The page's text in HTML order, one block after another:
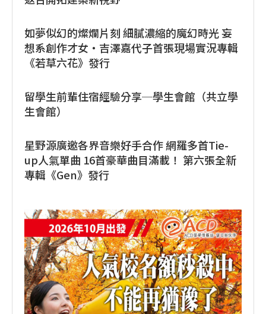
如夢似幻的燦爛片刻 細膩濃縮的魔幻時光 妄
想系創作才女・吉澤嘉代子首張現場實況專輯
《若草六花》發行
留學生前輩住宿經驗分享─學生會館（共立學
生會館）
星野源廣邀各界音樂好手合作 網羅多首Tie-
up人氣單曲 16首豪華曲目滿載！ 第六張全新
專輯《Gen》發行